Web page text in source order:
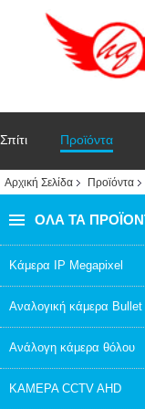
Σπίτι Προϊόντα
Αρχική Σελίδα Προϊόντα
ΌΛΑ ΤΑ
Κάμερα IP Megapixel
Αναλογική κάμερα Bullet
Ανάλογη κάμερα θόλου
ΚΑΜΕΡΑ CCTV AHD